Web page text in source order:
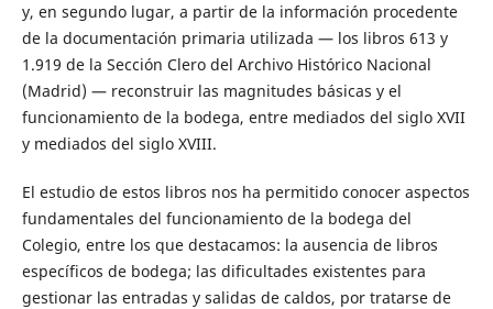
y, en segundo lugar, a partir de la información procedente
de la documentación primaria utilizada — los libros 613 y
1.919 de la Sección Clero del Archivo Histórico Nacional
(Madrid) — reconstruir las magnitudes básicas y el
funcionamiento de la bodega, entre mediados del siglo XVII
y mediados del siglo XVIII.
El estudio de estos libros nos ha permitido conocer aspectos
fundamentales del funcionamiento de la bodega del
Colegio, entre los que destacamos: la ausencia de libros
específicos de bodega; las dificultades existentes para
gestionar las entradas y salidas de caldos, por tratarse de